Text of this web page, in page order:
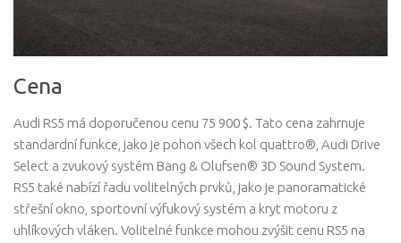
Cena
Audi RS5 má doporučenou cenu 75 900 $. Tato cena zahrnuje
standardní funkce, jako je pohon všech kol quattro®, Audi Drive
Select a zvukový systém Bang & Olufsen® 3D Sound System.
RS5 také nabízí řadu volitelných prvků, jako je panoramatické
střešní okno, sportovní výfukový systém a kryt motoru z
uhlíkových vláken. Volitelné funkce mohou zvýšit cenu RS5 na